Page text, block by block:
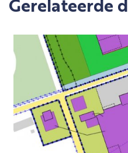
Gerelateerde